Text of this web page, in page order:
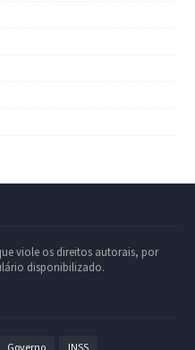
viole os direitos autorais, por
disponibilizado.
Governo INSS